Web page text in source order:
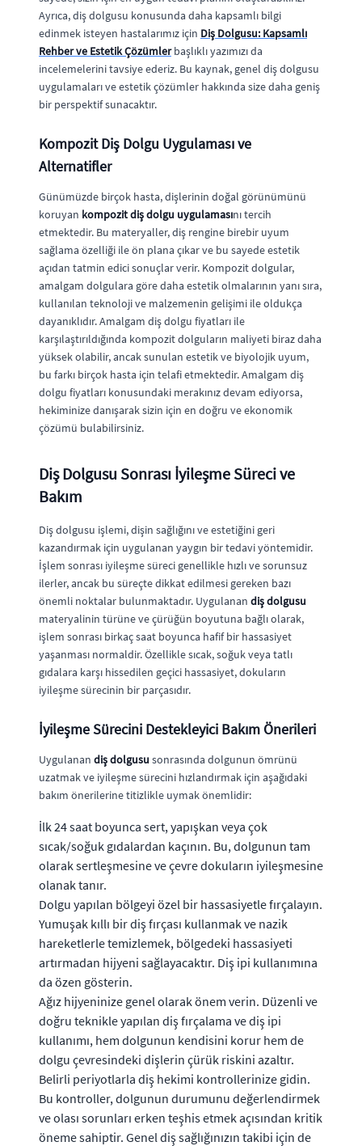
Ayrıca, diş dolgusu konusunda daha kapsamlı bilgi
edinmek isteyen hastalarımız için Diş Dolgusu: Kapsamlı
Rehber ve Estetik Çözümlerbaşlıklı yazımızı da
incelemelerini tavsiye ederiz. Bu kaynak, genel diş dolgusu
uygulamaları ve estetik çözümler hakkında size daha geniş
bir perspektif sunacaktır.
Kompozit Diş Dolgu Uygulaması ve
Alternatifler
Günümüzde birçok hasta, dişlerinin doğal görünümünü
koruyan kompozit diş dolgu uygulamasını tercih
etmektedir. Bu materyaller, diş rengine birebir uyum
sağlama özelliği ile ön plana çıkar ve bu sayede estetik
açıdan tatmin edici sonuçlar verir. Kompozit dolgular,
amalgam dolgulara göre daha estetik olmalarının yanı sıra,
kullanılan teknoloji ve malzemenin gelişimi ile oldukça
dayanıklıdır. Amalgam diş dolgu fiyatları ile
karşılaştırıldığında kompozit dolguların maliyeti biraz daha
yüksek olabilir, ancak sunulan estetik ve biyolojik uyum,
bu farkı birçok hasta için telafi etmektedir. Amalgam diş
dolgu fiyatları konusundaki merakınız devam ediyorsa,
hekiminize danışarak sizin için en doğru ve ekonomik
çözümü bulabilirsiniz.
Diş Dolgusu Sonrası İyileşme Süreci ve
Bakım
Diş dolgusu işlemi, dişin sağlığını ve estetiğini geri
kazandırmak için uygulanan yaygın bir tedavi yöntemidir.
İşlem sonrası iyileşme süreci genellikle hızlı ve sorunsuz
ilerler, ancak bu süreçte dikkat edilmesi gereken bazı
önemli noktalar bulunmaktadır. Uygulanan diş dolgusu
materyalinin türüne ve çürüğün boyutuna bağlı olarak,
işlem sonrası birkaç saat boyunca hafif bir hassasiyet
yaşanması normaldir. Özellikle sıcak, soğuk veya tatlı
gıdalara karşı hissedilen geçici hassasiyet, dokuların
iyileşme sürecinin bir parçasıdır.
İyileşme Sürecini Destekleyici Bakım Önerileri
Uygulanan diş dolgusu sonrasında dolgunun ömrünü
uzatmak ve iyileşme sürecini hızlandırmak için aşağıdaki
bakım önerilerine titizlikle uymak önemlidir:
İlk 24 saat boyunca sert, yapışkan veya çok
sıcak/soğuk gıdalardan kaçının. Bu, dolgunun tam
olarak sertleşmesine ve çevre dokuların iyileşmesine
olanak tanır.
Dolgu yapılan bölgeyi özel bir hassasiyetle fırçalayın.
Yumuşak kıllı bir diş fırçası kullanmak ve nazik
hareketlerle temizlemek, bölgedeki hassasiyeti
artırmadan hijyeni sağlayacaktır. Diş ipi kullanımına
da özen gösterin.
Ağız hijyeninize genel olarak önem verin. Düzenli ve
doğru teknikle yapılan diş fırçalama ve diş ipi
kullanımı, hem dolgunun kendisini korur hem de
dolgu çevresindeki dişlerin çürük riskini azaltır.
Belirli periyotlarla diş hekimi kontrollerinize gidin.
Bu kontroller, dolgunun durumunu değerlendirmek
ve olası sorunları erken teşhis etmek açısından kritik
öneme sahiptir. Genel diş sağlığınızın takibi için de